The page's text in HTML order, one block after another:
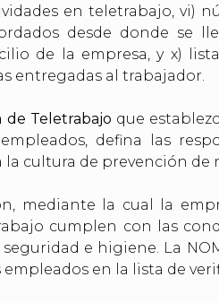
en teletrabajo, vi)
desde donde se
de la empresa, y x)
entregadas al trabajador.
de Teletrabajo que
defina las
cultura de prevención de
mediante la cual la
cumplen con las
e higiene. La
en la lista de